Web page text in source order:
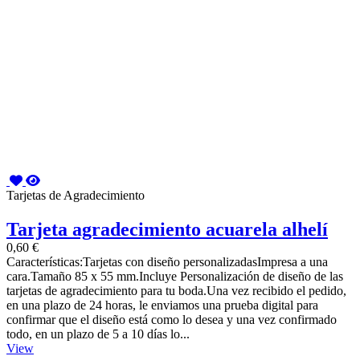
Tarjetas de Agradecimiento
Tarjeta agradecimiento acuarela alhelí
0,60 €
Características:Tarjetas con diseño personalizadasImpresa a una
cara.Tamaño 85 x 55 mm.Incluye Personalización de diseño de las
tarjetas de agradecimiento para tu boda.Una vez recibido el pedido,
en una plazo de 24 horas, le enviamos una prueba digital para
confirmar que el diseño está como lo desea y una vez confirmado
todo, en un plazo de 5 a 10 días lo...
View